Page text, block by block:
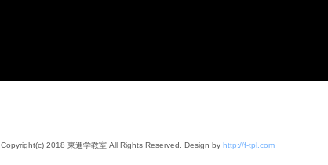
Copyright(c) 2018 東進学教室 All Rights Reserved. Design by http://f-tpl.com